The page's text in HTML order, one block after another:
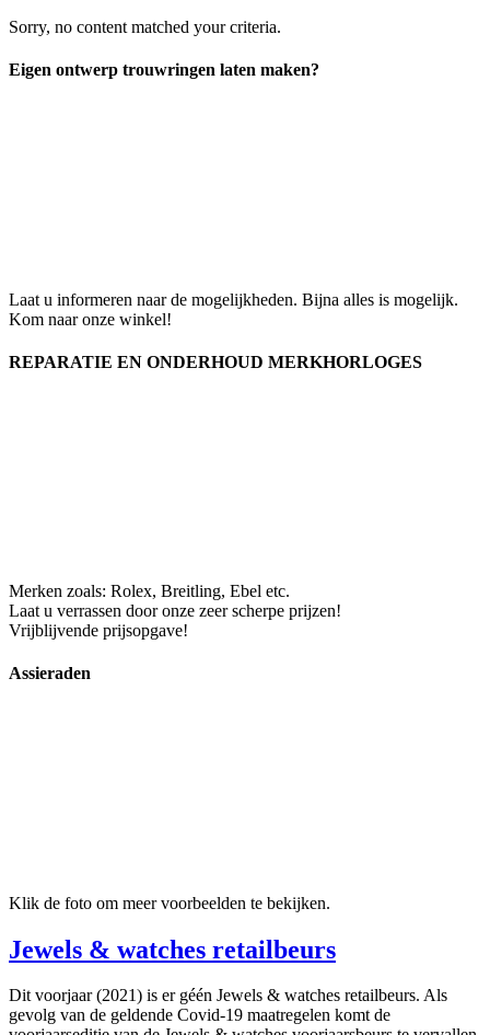
Sorry, no content matched your criteria.
Eigen ontwerp trouwringen laten maken?
Laat u informeren naar de mogelijkheden. Bijna alles is mogelijk.
Kom naar onze winkel!
REPARATIE EN ONDERHOUD MERKHORLOGES
Merken zoals: Rolex, Breitling, Ebel etc.
Laat u verrassen door onze zeer scherpe prijzen!
Vrijblijvende prijsopgave!
Assieraden
Klik de foto om meer voorbeelden te bekijken.
Jewels & watches retailbeurs
Dit voorjaar (2021) is er géén Jewels & watches retailbeurs. Als
gevolg van de geldende Covid-19 maatregelen komt de